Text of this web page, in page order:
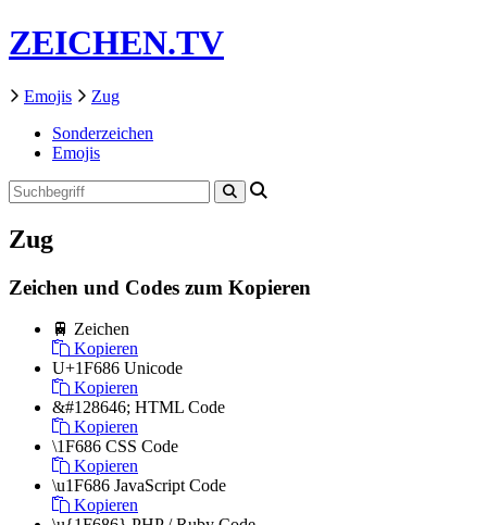
ZEICHEN.TV
Emojis
Zug
Sonderzeichen
Emojis
Zug
Zeichen und Codes zum Kopieren
🚆 Zeichen
Kopieren
U+1F686 Unicode
Kopieren
&#128646; HTML Code
Kopieren
\1F686 CSS Code
Kopieren
\u1F686 JavaScript Code
Kopieren